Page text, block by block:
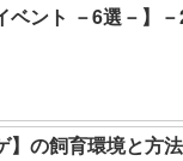
ベント －6選－】
】の飼育環境と方